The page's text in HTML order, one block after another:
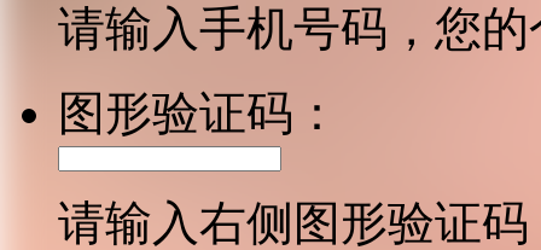
请输入手机号码，您
图形验证码：
请输入右侧图形验证码